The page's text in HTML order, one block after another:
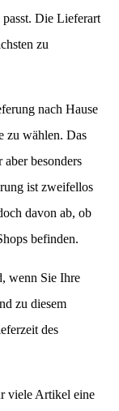
passt. Die Lieferart
zu
nach Hause
zu wählen. Das
besonders
ist zweifellos
davon ab, ob
befinden.
wenn Sie Ihre
zu diesem
des
viele Artikel eine